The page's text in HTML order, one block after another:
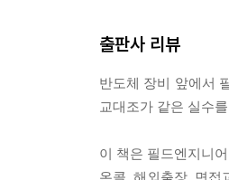
6장. 고객사 대응의
1절. 공정·제조·품질
2절. 장애 보고의 순
3절. 불확실한 원인
7장. 교대근무와 온
출판사 리뷰
반도체 장비 앞에서
교대조가 같은 실수
이 책은 필드엔지니